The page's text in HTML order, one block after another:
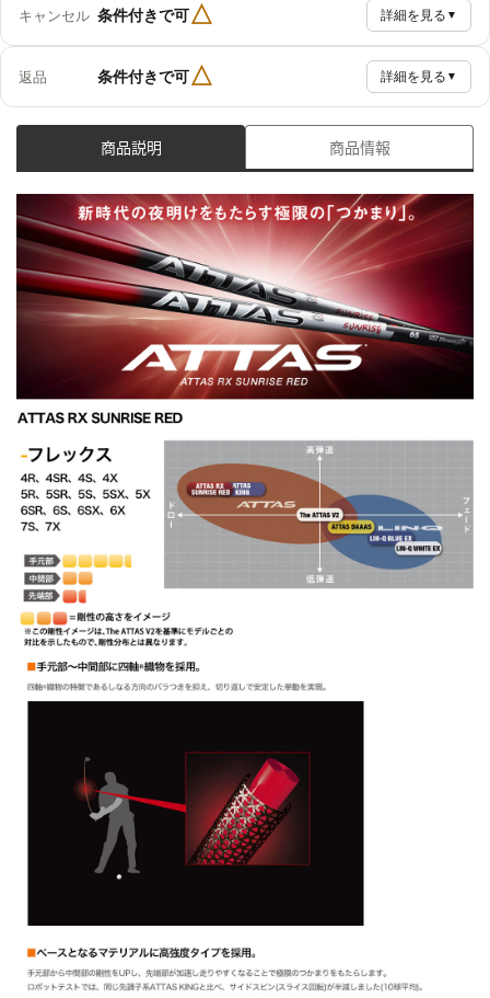
キャンセル 条件付きで可△ 詳細を見る ▼
返品 条件付きで可△ 詳細を見る ▼
商品説明 商品情報